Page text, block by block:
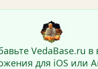
VedaBase.ru в
для iOS или